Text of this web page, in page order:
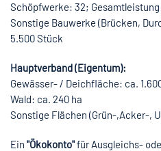
Schöpfwerke: 32;
Sonstige Bauwerke (Brücken,
5.500 Stück
Hauptverband (Eigentum):
Gewässer- / Deichfläche: ca.
Wald: ca. 240 ha
Sonstige Flächen (Grün-,Acker-,
Ein "Ökokonto"für Ausgleichs-